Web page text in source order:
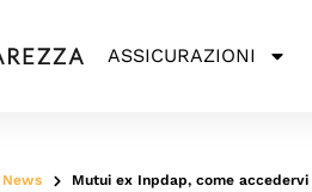
ASSICURAZIONI
News Mutui ex Inpdap, come accedervi